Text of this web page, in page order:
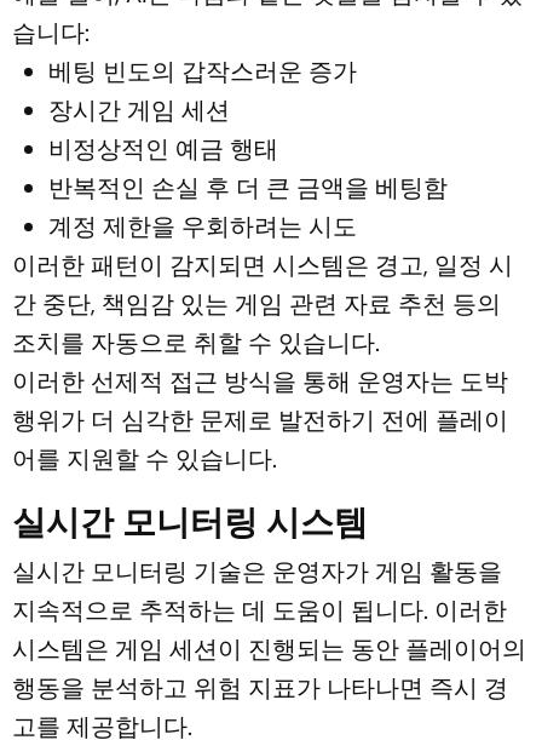
습니다:
베팅 빈도의 갑작스러운 증가
장시간 게임 세션
비정상적인 예금 행태
반복적인 손실 후 더 큰 금액을 베팅함
계정 제한을 우회하려는 시도
이러한 패턴이 감지되면 시스템은 경고, 일정 시
간 중단, 책임감 있는 게임 관련 자료 추천 등의
조치를 자동으로 취할 수 있습니다.
이러한 선제적 접근 방식을 통해 운영자는 도박
행위가 더 심각한 문제로 발전하기 전에 플레이
어를 지원할 수 있습니다.
실시간 모니터링 시스템
실시간 모니터링 기술은 운영자가 게임 활동을
지속적으로 추적하는 데 도움이 됩니다. 이러한
시스템은 게임 세션이 진행되는 동안 플레이어의
행동을 분석하고 위험 지표가 나타나면 즉시 경
고를 제공합니다.